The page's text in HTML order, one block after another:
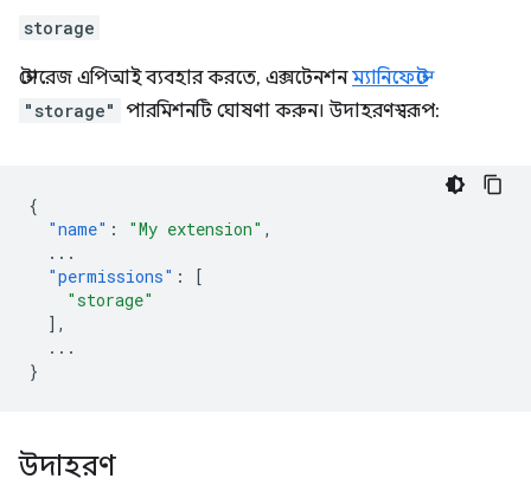
storage
স্টোরেজ এপিআই ব্যবহার করতে, এক্সটেনশনম্যানিফেস্টে
"storage" পারমিশনটি ঘোষণা করুন। উদাহরণস্বরূপ:
{
"name" : "My extension" ,
...
"permissions" :
[
"storage"
],
...
}
উদাহরণ